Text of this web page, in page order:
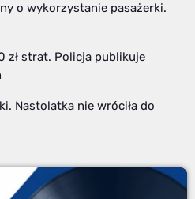
o wykorzystanie pasażerki.
zł strat. Policja publikuje
Nastolatka nie wróciła do